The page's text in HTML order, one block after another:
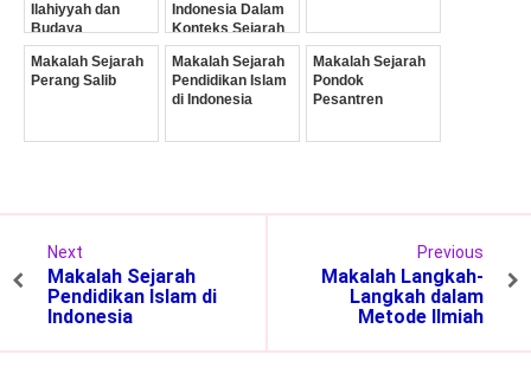
Ilahiyyah dan
Budaya
Insaniyyah
Indonesia Dalam
Konteks Sejarah
Makalah Sejarah
Perang Salib
Makalah Sejarah
Pendidikan Islam
di Indonesia
Makalah Sejarah
Pondok
Pesantren
Next
Makalah Sejarah
Pendidikan Islam di
Indonesia
Previous
Makalah Langkah-
Langkah dalam
Metode Ilmiah